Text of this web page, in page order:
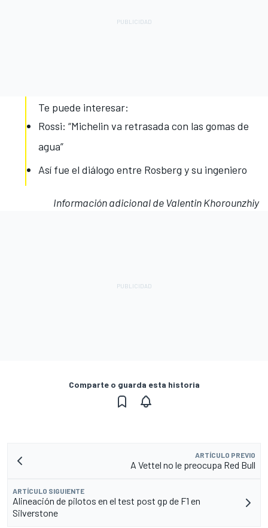
Te puede interesar:
Rossi: “Michelin va retrasada con las gomas de
agua”
Así fue el diálogo entre Rosberg y su ingeniero
Información adicional de Valentin Khorounzhiy
Comparte o guarda esta historia
ARTÍCULO PREVIO
A Vettel no le preocupa Red Bull
ARTÍCULO SIGUIENTE
Alineación de pilotos en el test post gp de F1 en
Silverstone